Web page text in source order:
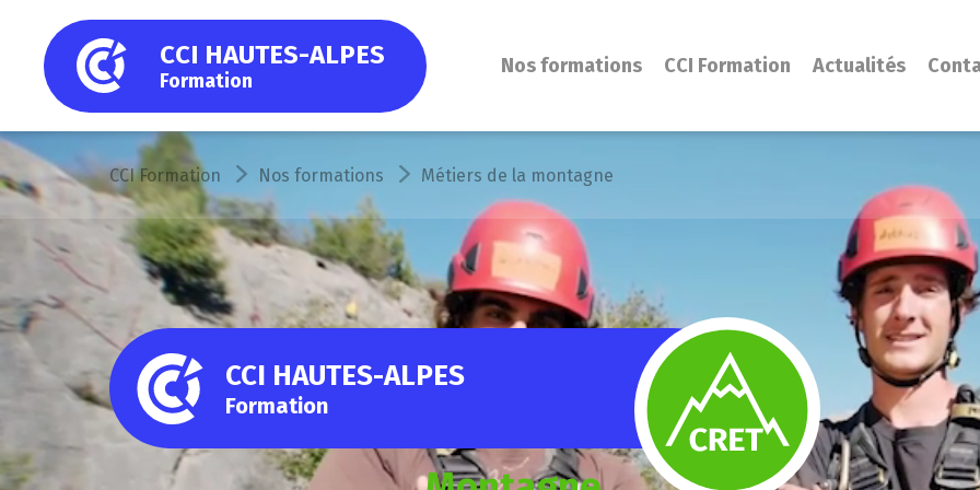
CCI HAUTES-ALPES
Formation
Nos formations CCI Formation Actualités
CCI Formation Nos formations Métiers de la montagne
CCI HAUTES-ALPES
Formation